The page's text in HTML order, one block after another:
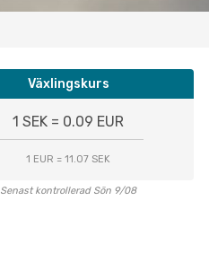
Växlingskurs
1 SEK = 0.09 EUR
1 EUR = 11.07 SEK
Senast kontrollerad Sön 9/08